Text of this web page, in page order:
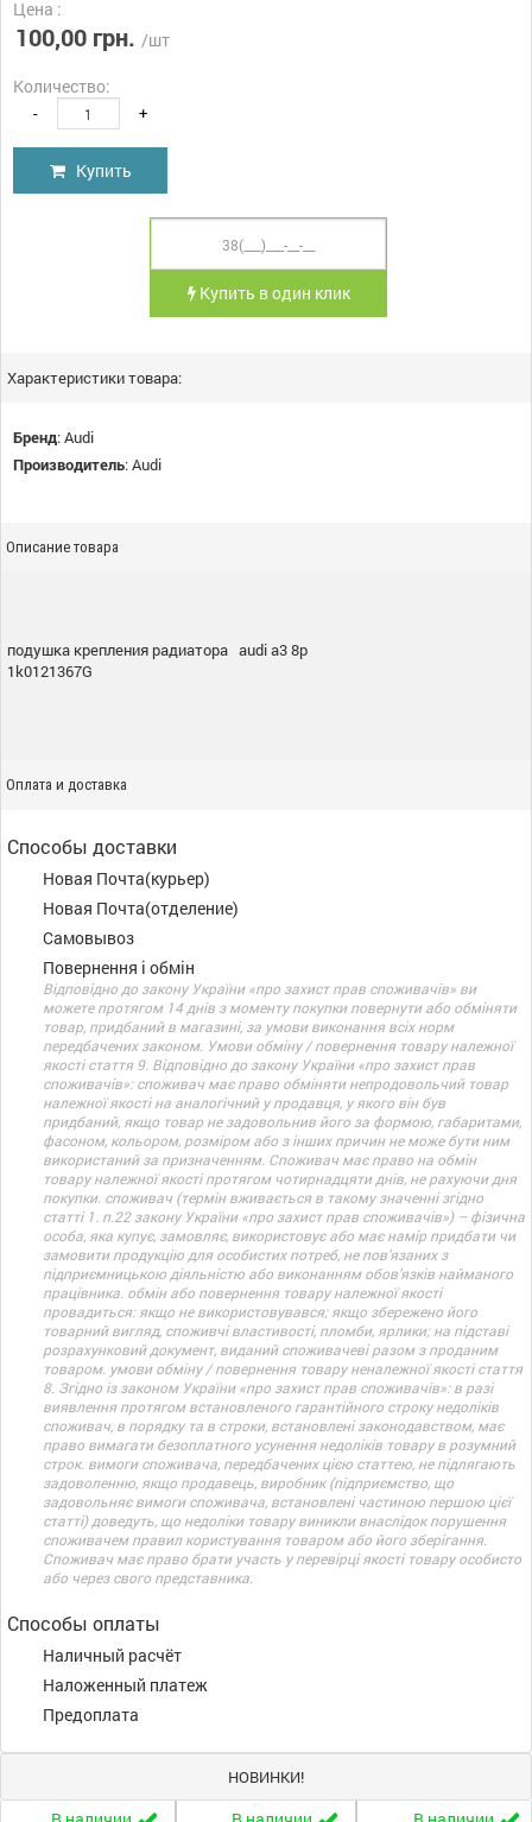
Цена :
100,00 грн. /шт
Количество:
- +
Купить
Купить в один клик
Характеристики товара:
Бренд:Audi
Производитель:Audi
Описание товара
подушка крепления радиатора audi a3 8p
1k0121367G
Оплата и доставка
Способы доставки
Новая Почта(курьер)
Новая Почта(отделение)
Самовывоз
Повернення і обмін
Відповідно до закону України «про захист прав споживачів» ви
можете протягом 14 днів з моменту покупки повернути або обміняти
товар, придбаний в магазині, за умови виконання всіх норм
передбачених законом. Умови обміну / повернення товару належної
якості стаття 9. Відповідно до закону України «про захист прав
споживачів»: споживач має право обміняти непродовольчий товар
належної якості на аналогічний у продавця, у якого він був
придбаний, якщо товар не задовольнив його за формою, габаритами,
фасоном, кольором, розміром або з інших причин не може бути ним
використаний за призначенням. Споживач має право на обмін
товару належної якості протягом чотирнадцяти днів, не рахуючи дня
покупки. споживач (термін вживається в такому значенні згідно
статті 1. п.22 закону України «про захист прав споживачів») – фізична
особа, яка купує, замовляє, використовує або має намір придбати чи
замовити продукцію для особистих потреб, не пов’язаних з
підприємницькою діяльністю або виконанням обов’язків найманого
працівника. обмін або повернення товару належної якості
провадиться: якщо не використовувався; якщо збережено його
товарний вигляд, споживчі властивості, пломби, ярлики; на підставі
розрахунковий документ, виданий споживачеві разом з проданим
товаром. умови обміну / повернення товару неналежної якості стаття
8. Згідно із законом України «про захист прав споживачів»: в разі
виявлення протягом встановленого гарантійного строку недоліків
споживач, в порядку та в строки, встановлені законодавством, має
право вимагати безоплатного усунення недоліків товару в розумний
строк. вимоги споживача, передбачених цією статтею, не підлягають
задоволенню, якщо продавець, виробник (підприємство, що
задовольняє вимоги споживача, встановлені частиною першою цієї
статті) доведуть, що недоліки товару виникли внаслідок порушення
споживачем правил користування товаром або його зберігання.
Споживач має право брати участь у перевірці якості товару особисто
або через свого представника.
Способы оплаты
Наличный расчёт
Наложенный платеж
Предоплата
НОВИНКИ!